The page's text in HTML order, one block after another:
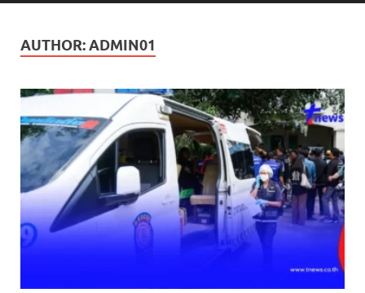
AUTHOR:ADMIN01